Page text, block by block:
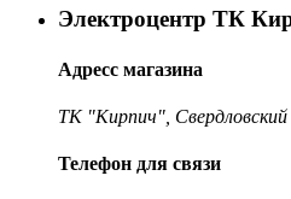
Электроцентр ТК
Адресс магазина
ТК "Кирпич",
Телефон для связи